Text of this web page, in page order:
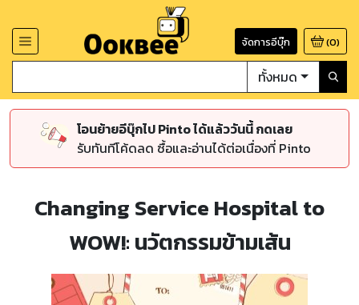
จัดการอีบุ๊ก (0)
ทั้งหมด
โอนย้ายอีบุ๊กไป Pinto ได้แล้ววันนี้ กดเลย
รับทันทีโค้ดลด ซื้อและอ่านได้ต่อเนื่องที่ Pinto
Changing Service Hospital to
WOW!: นวัตกรรมข้ามเส้น